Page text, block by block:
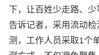
下，让百姓少走路、
告诉记者，采用流动
测，工作人员采取1个